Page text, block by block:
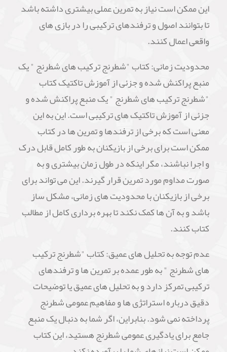
این ممکن است نیاز به تمرین عملی بیشتری داشته باشد
تا بتوانند اصول و ترفندهای ترکیبی را در بازی های
واقعی اعمال کنند.
محدودیت زمانی: کتاب "شطرنج ترکیب های شطرنج " یک
منبع پراکنش شده و جزئی از آموزش تاکتیک کتاب
"شطرنج ترکیب های شطرنج " یک منبع پراکنش شده و
جزئی از آموزش تاکتیک های ترکیبی است. این به این
معنی است که برخی از ترفندها و تمرین ها در کتاب
ممکن است برای برخی از بازیکنان به طور کامل قابل درک
و اجرا نباشند، مگر اینکه در طول زمان بیشتری و به
صورت مداوم مورد تمرین قرار گیرند. این می تواند برای
برخی از بازیکنان با محدودیت های زمانی، مشکل ساز
باشد و به آن ها کمک نکند تا بهره برداری کامل از مطالب
کتاب کنند.
عدم توجه به تحلیل های عمیق: کتاب "شطرنج ترکیب
های شطرنج " به طور عمده بر تمرین ها و ترفندهای
ترکیبی تمرکز دارد و به تحلیل های عمیق یا توضیحات
دقیق درباره استراتژی ها و مفاهیم عمومی شطرنج
پرداخته نمی شود. بنابراین، اگر شما به دنبال یک منبع
جامع برای یادگیری عمومی شطرنج هستید، این کتاب